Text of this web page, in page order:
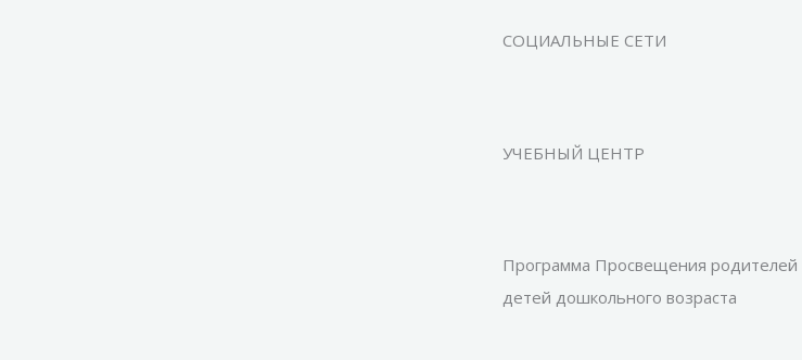
СОЦИАЛЬНЫЕ СЕТИ
УЧЕБНЫЙ ЦЕНТР
Программа Просвещения родителей
детей дошкольного возраста